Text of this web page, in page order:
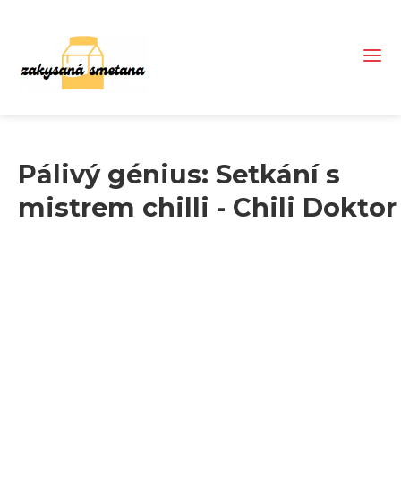
Pálivý génius: Setkání s
mistrem chilli - Chili Doktor